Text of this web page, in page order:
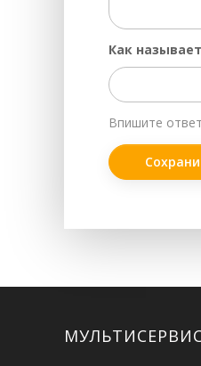
Как
Впишите
FacebookTwitter